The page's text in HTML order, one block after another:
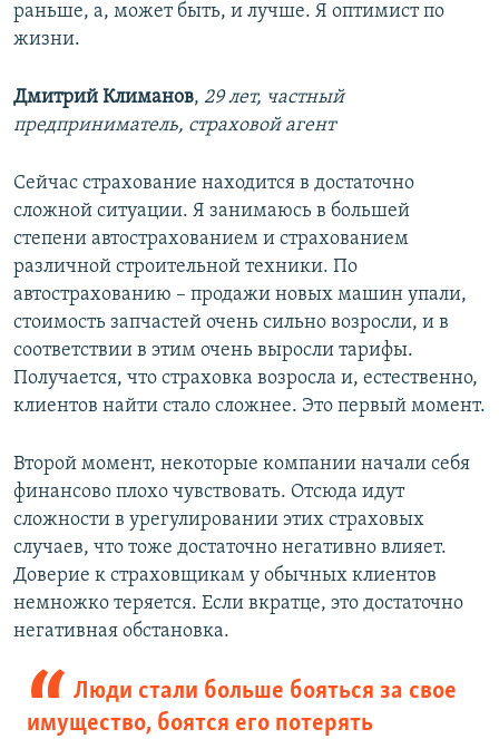
раньше, а, может быть, и лучше. Я оптимист по
жизни.
Дмитрий Климанов, 29 лет, частный
предприниматель, страховой агент
Сейчас страхование находится в достаточно
сложной ситуации. Я занимаюсь в большей
степени автострахованием и страхованием
различной строительной техники. По
автострахованию – продажи новых машин упали,
стоимость запчастей очень сильно возросли, и в
соответствии в этим очень выросли тарифы.
Получается, что страховка возросла и, естественно,
клиентов найти стало сложнее. Это первый момент.
Второй момент, некоторые компании начали себя
финансово плохо чувствовать. Отсюда идут
сложности в урегулировании этих страховых
случаев, что тоже достаточно негативно влияет.
Доверие к страховщикам у обычных клиентов
немножко теряется. Если вкратце, это достаточно
негативная обстановка.
Люди стали больше бояться за свое
имущество, боятся его потерять